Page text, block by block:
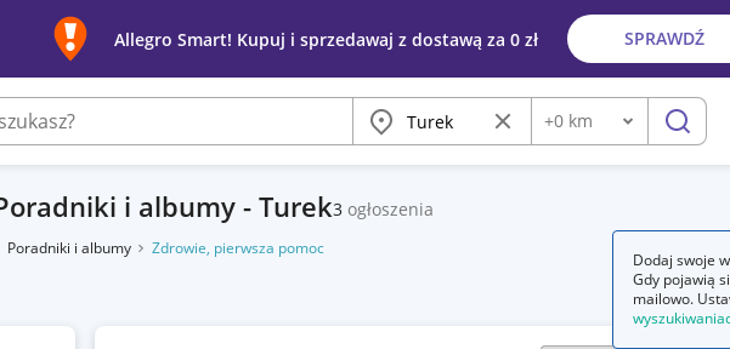
Allegro Smart! Kupuj i sprzedawaj z dostawą za 0 zł SPRAWDŹ
Miasto Wyczyść frazę
Odległość
+0 km szukaj
i albumy - Turek3 ogłoszenia
Poradniki i albumy Zdrowie, pierwsza pomoc
Dodaj swoje
Gdy pojawią
mailowo.